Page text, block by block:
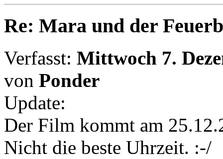
Re: Mara und der
Verfasst: Mittwoch 7.
von Ponder
Update:
Der Film kommt am
Nicht die beste Uhrzeit. :-/